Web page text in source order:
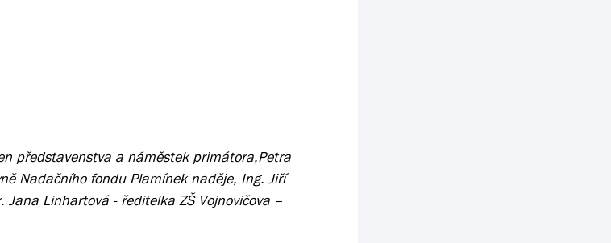
představenstva a náměstek primátora,Petra
Nadačního fondu Plamínek naděje, Ing. Jiří
Linhartová - ředitelka ZŠ Vojnovičova –